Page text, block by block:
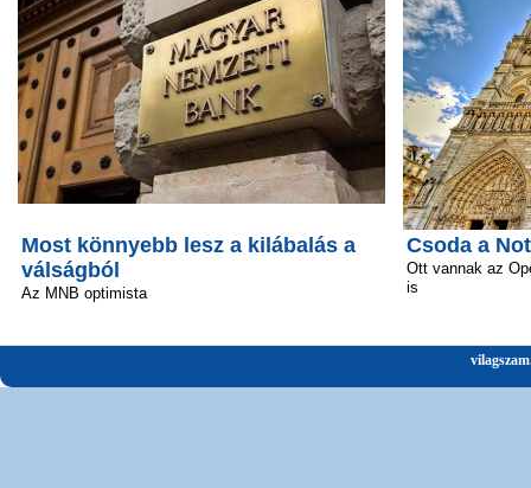
Most könnyebb lesz a kilábalás a
válságból
Az MNB optimista
Csoda a
Ott vannak az
is